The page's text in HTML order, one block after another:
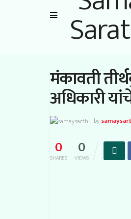
मंकावती
अधिकारी
by
0
SHARES 0
VIEWS